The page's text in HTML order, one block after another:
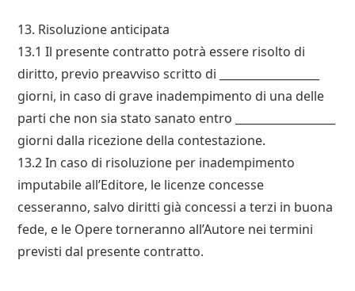
13. Risoluzione anticipata
13.1 Il presente contratto potrà essere risolto di
diritto, previo preavviso scritto di __________________
giorni, in caso di grave inadempimento di una delle
parti che non sia stato sanato entro __________________
giorni dalla ricezione della contestazione.
13.2 In caso di risoluzione per inadempimento
imputabile all’Editore, le licenze concesse
cesseranno, salvo diritti già concessi a terzi in buona
fede, e le Opere torneranno all’Autore nei termini
previsti dal presente contratto.